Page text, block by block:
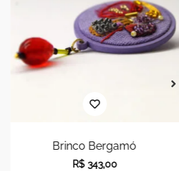
Brinco Bergamó
R$343,00